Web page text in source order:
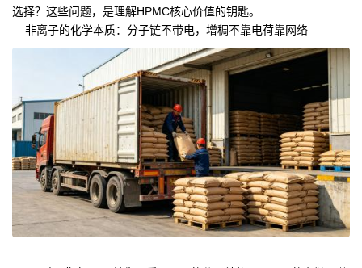
选择？这些问题，是理解HPMC核心价值的钥匙。
非离子的化学本质：分子链不带电，增稠不靠电荷靠网络